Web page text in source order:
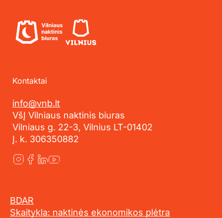
Kontaktai
info@vnb.lt
VšĮ Vilniaus naktinis biuras
Vilniaus g. 22-3, Vilnius LT-01402
Į. k. 306350882
BDAR
Skaitykla: naktinės ekonomikos plėtra